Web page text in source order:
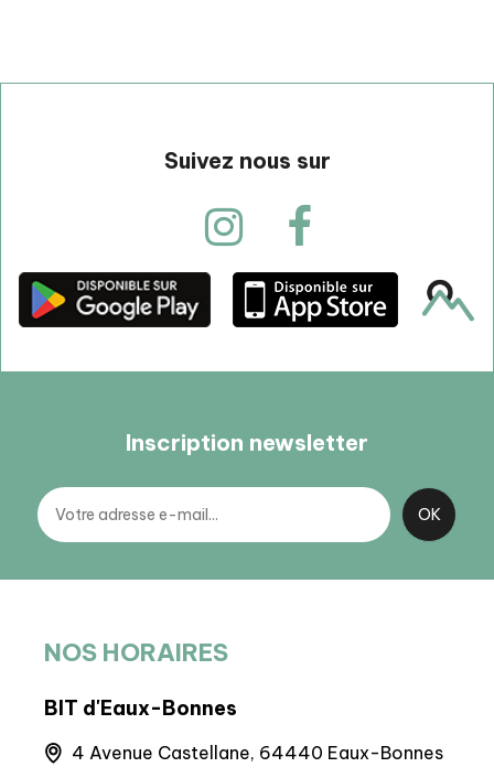
Suivez nous sur
Inscription newsletter
NOS HORAIRES
BIT d'Eaux-Bonnes
4 Avenue Castellane, 64440 Eaux-Bonnes